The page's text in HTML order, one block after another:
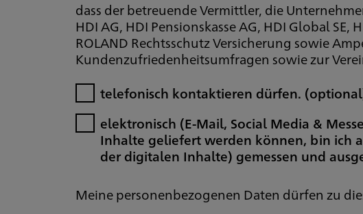
dass der betreuende Vermittler, die
HDI AG, HDI Pensionskasse AG, HDI Global
ROLAND Rechtsschutz Versicherung sowie
Kundenzufriedenheitsumfragen sowie zur
telefonisch kontaktieren dürfen.
elektronisch (E-Mail, Social Media &
Inhalte geliefert werden können, bin ich
der digitalen Inhalte) gemessen und
Meine personenbezogenen Daten dürfen zu